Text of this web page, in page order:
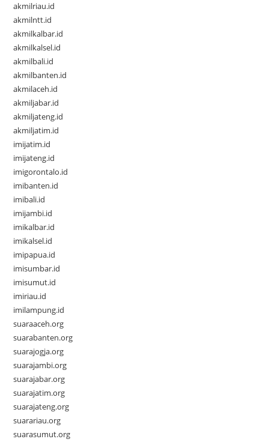
akmilriau.id
akmilntt.id
akmilkalbar.id
akmilkalsel.id
akmilbali.id
akmilbanten.id
akmilaceh.id
akmiljabar.id
akmiljateng.id
akmiljatim.id
imijatim.id
imijateng.id
imigorontalo.id
imibanten.id
imibali.id
imijambi.id
imikalbar.id
imikalsel.id
imipapua.id
imisumbar.id
imisumut.id
imiriau.id
imilampung.id
suaraaceh.org
suarabanten.org
suarajogja.org
suarajambi.org
suarajabar.org
suarajatim.org
suarajateng.org
suarariau.org
suarasumut.org